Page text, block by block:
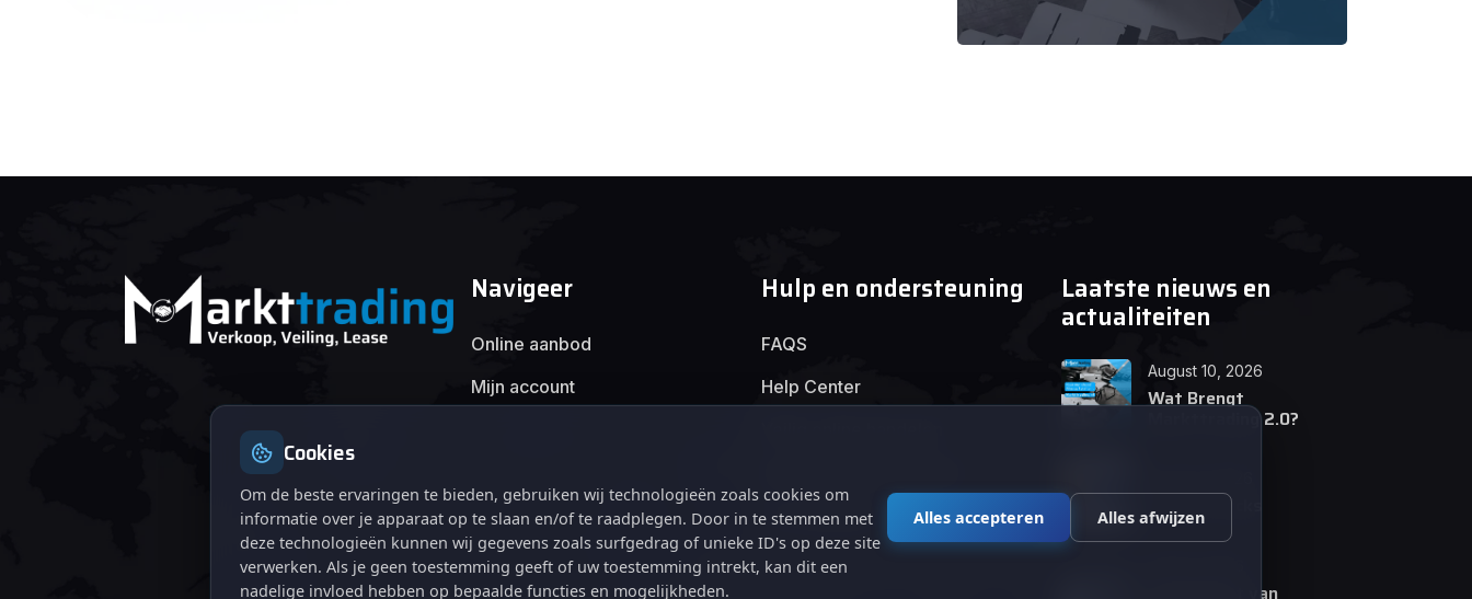
Navigeer
Online aanbod
Mijn account
Hulp en ondersteuning
FAQS
Help Center
Privacybeleid
Laatste nieuws en
actualiteiten
August 10, 2026
Wat Brengt
Markttrading 2.0?
Tips en Tricks
De opkomst van
Cookies
Om de beste ervaringen te bieden, gebruiken wij technologieën zoals cookies om
informatie over je apparaat op te slaan en/of te raadplegen. Door in te stemmen met
deze technologieën kunnen wij gegevens zoals surfgedrag of unieke ID's op deze site
verwerken. Als je geen toestemming geeft of uw toestemming intrekt, kan dit een
nadelige invloed hebben op bepaalde functies en mogelijkheden.
Alles accepteren Alles afwijzen